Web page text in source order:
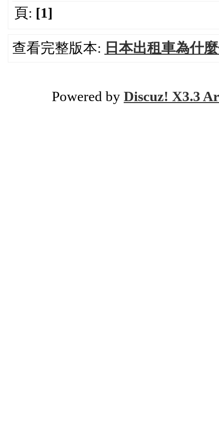
頁: [1]
查看完整版本: 日本出租車為什
Powered by Discuz! X3.3